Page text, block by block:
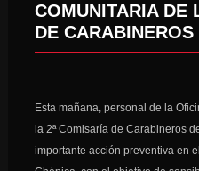
COMUNITARIA DE
DE
Esta mañana, personal de la
la 2ª Comisaría de Carabineros
importante acción preventiva en